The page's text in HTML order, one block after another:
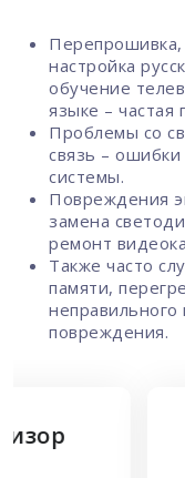
Перепрошивка,
настройка
обучение
языке – частая
Проблемы со
связь –
системы.
Повреждения
замена
ремонт
Также часто
памяти,
неправильного
повреждения.
Не